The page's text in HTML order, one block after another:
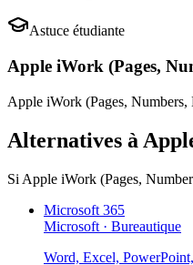
Astuce étudiante
Apple iWork (Pages,
Apple iWork (Pages, Numbers,
Alternatives à
Si Apple iWork (Pages,
Microsoft 365
Microsoft · Bureautique
Word, Excel,